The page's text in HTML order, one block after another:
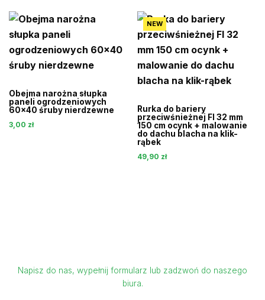
Obejma narożna słupka
paneli ogrodzeniowych
60×40 śruby nierdzewne
3,00 zł
NEW
Rurka do bariery
przeciwśnieżnej FI 32 mm
150 cm ocynk + malowanie
do dachu blacha na klik-
rąbek
49,90 zł
Napisz do nas, wypełnij formularz lub zadzwoń do naszego
biura.